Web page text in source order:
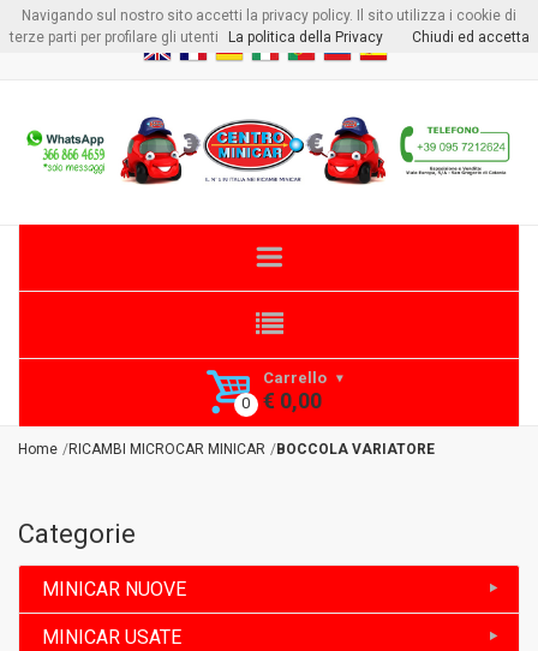
Benvenuto visitoreLogin oRegistrati
Carrello
€ 0,00
Home RICAMBI MICROCAR MINICAR BOCCOLA VARIATORE
Categorie
MINICAR NUOVE
MINICAR USATE
Navigando sul nostro sito accetti la privacy policy. Il sito utilizza i cookie di
terze parti per profilare gli utenti
La politica della Privacy Chiudi ed accetta